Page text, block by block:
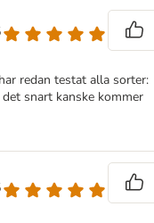
redan testat alla sorter:
snart kanske kommer